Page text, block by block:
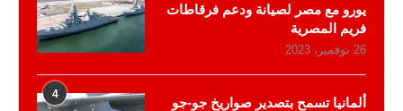
يورو مع مصر لصيانة ودعم فرقاطات
فريم المصرية
26 نوفمبر، 2023
4
ألمانيا تسمح بتصدير صواريخ جو-جو